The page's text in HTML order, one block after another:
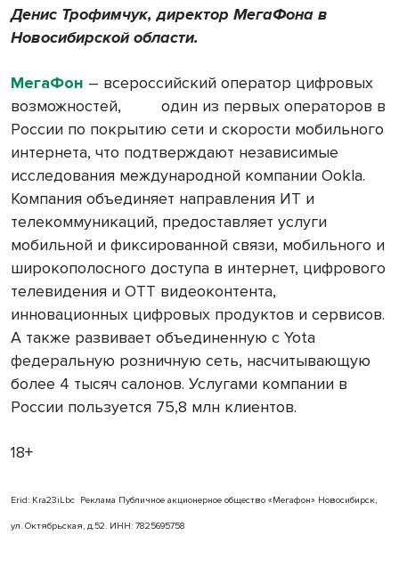
Денис Трофимчук, директор МегаФона в
Новосибирской области.
МегаФон – всероссийский оператор цифровых
возможностей, один из первых операторов в
России по покрытию сети и скорости мобильного
интернета, что подтверждают независимые
исследования международной компании Ookla.
Компания объединяет направления ИТ и
телекоммуникаций, предоставляет услуги
мобильной и фиксированной связи, мобильного и
широкополосного доступа в интернет, цифрового
телевидения и OTT видеоконтента,
инновационных цифровых продуктов и сервисов.
А также развивает объединенную с Yota
федеральную розничную сеть, насчитывающую
более 4 тысяч салонов. Услугами компании в
России пользуется 75,8 млн клиентов.
18+
Erid: Kra23iLbc Реклама Публичное акционерное общество «Мегафон» Новосибирск,
ул. Октябрьская, д.52. ИНН: 7825695758